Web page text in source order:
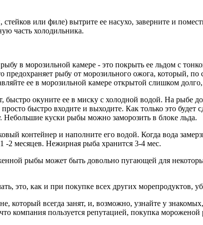
или филе) вытрите ее насухо, заверните и
часть холодильника.
в морозильной камере - это покрыть ее льдом с
предохраняет рыбу от морозильного ожога, который,
ее в морозильной камере открытой слишком
быстро окуните ее в миску с холодной водой. На рыбе
быстро входите и выходите. Как только это
Небольшие куски рыбы можно заморозить в блоке льда.
контейнер и наполните его водой. Когда вода
-2 месяцев. Нежирная рыба хранится 3-4 мес.
рыбы может быть довольно пугающей для
это, как и при покупке всех других морепродуктов,
который всегда занят, и, возможно, узнайте у
компания пользуется репутацией, покупка